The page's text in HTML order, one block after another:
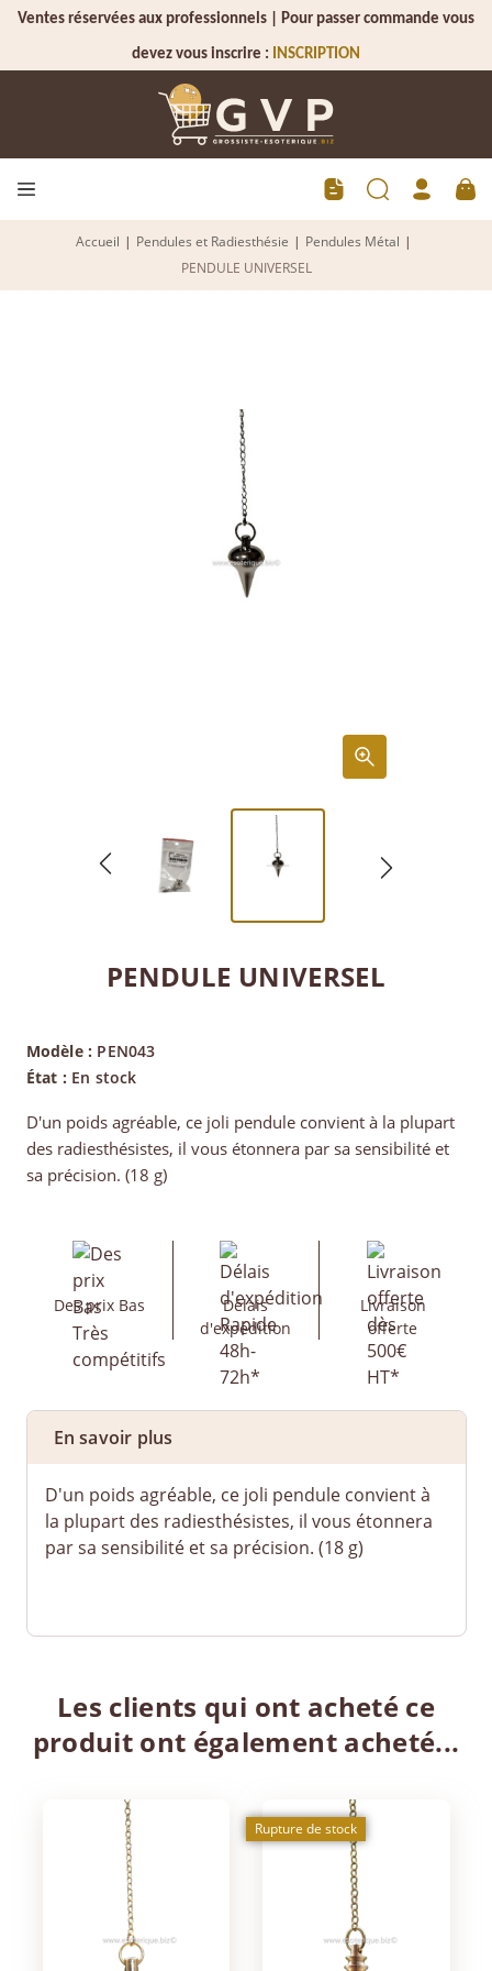
Ventes réservées aux professionnels | Pour passer commande vous
devez vous inscrire : INSCRIPTION
Accueil | Pendules et Radiesthésie | Pendules Métal |
PENDULE UNIVERSEL
PENDULE UNIVERSEL
Modèle : PEN043
État : En stock
D'un poids agréable, ce joli pendule convient à la plupart
des radiesthésistes, il vous étonnera par sa sensibilité et
sa précision. (18 g)
Des prix Bas
Délais
d'expédition
Livraison
offerte
En savoir plus
D'un poids agréable, ce joli pendule convient à
la plupart des radiesthésistes, il vous étonnera
par sa sensibilité et sa précision. (18 g)
Les clients qui ont acheté ce
produit ont également acheté...
Rupture de stock